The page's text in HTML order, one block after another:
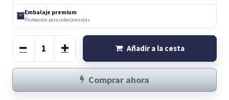
Embalaje premium
Protección para coleccionistas
Añadir a la cesta
Comprar ahora